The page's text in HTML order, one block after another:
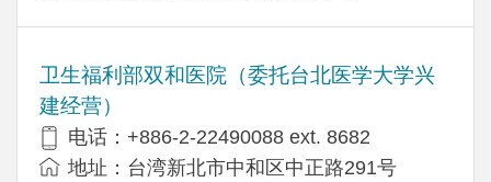
卫生福利部双和医院（委托台北医学大学兴
建经营）
电话：+​886-2-22490088 ext. 8682
地址：台湾新北市中和区中正路291号